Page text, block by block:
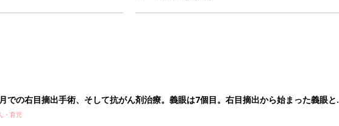
での右目摘出手術、そして抗がん剤治療。義眼は7個目。右目摘出から始まった義眼と
膜芽細胞腫】
・育児